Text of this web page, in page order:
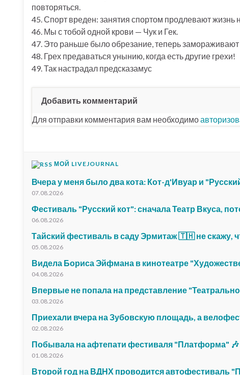
повторяться.
45. Спорт вреден: занятия спортом продлевают жизнь
46. Мы с тобой одной крови — Чук и Гек.
47. Это раньше было обрезание, теперь
48. Грех предаваться унынию, когда есть другие грехи!
49. Так настрадал предсказамус
Добавить комментарий
Для отправки комментария вам необходимо
МОЙ LIVEJOURNAL
Вчера у меня было два кота: Кот-д'Ивуар и
07.08.2026
Фестиваль "Русский кот": сначала Театр Вкуса,
06.08.2026
Тайский фестиваль в саду Эрмитаж 🇹🇭 не скажу,
05.08.2026
Видела Бориса Эйфмана в кинотеатре
04.08.2026
Впервые не попала на представление
03.08.2026
Приехали вчера на Зубовскую площадь, а
02.08.2026
Побывала на афтепати фестиваля "Платформа" 🎶
01.08.2026
Второй год на ВДНХ проводится автофестиваль